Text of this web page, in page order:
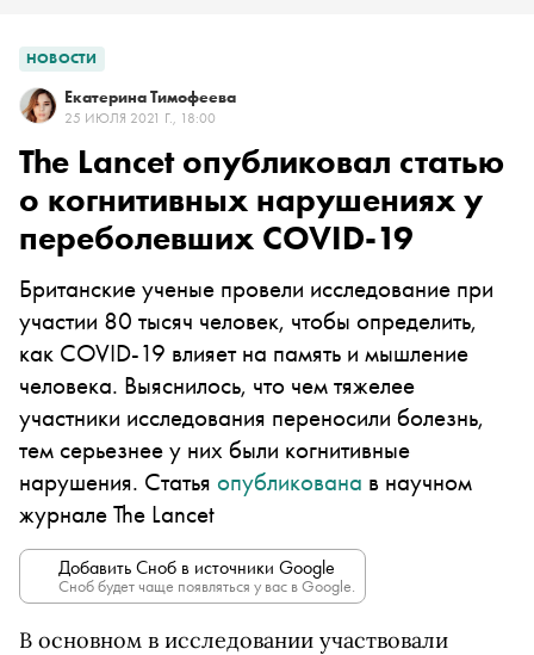
НОВОСТИ
Екатерина Тимофеева
25 ИЮЛЯ 2021 Г., 18:00
The Lancet опубликовал статью
о когнитивных нарушениях у
переболевших COVID-19
Британские ученые провели исследование при
участии 80 тысяч человек, чтобы определить,
как COVID-19 влияет на память и мышление
человека. Выяснилось, что чем тяжелее
участники исследования переносили болезнь,
тем серьезнее у них были когнитивные
нарушения. Статья опубликована в научном
журнале The Lancet
Добавить Сноб в источники Google
Сноб будет чаще появляться у вас в Google.
В основном в исследовании участвовали